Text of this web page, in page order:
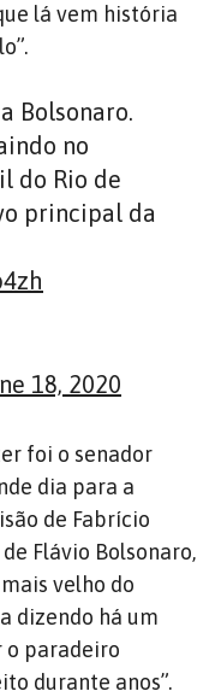
lá vem história
Bolsonaro.
no
do Rio de
principal da
18, 2020
foi o senador
dia para a
de Fabrício
Flávio Bolsonaro,
velho do
dizendo há um
o paradeiro
durante anos”.